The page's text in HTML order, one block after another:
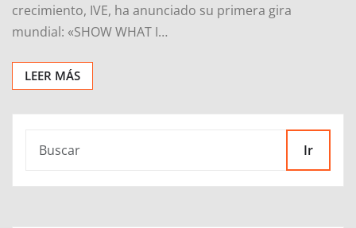
crecimiento, IVE, ha anunciado su primera gira
mundial: «SHOW WHAT I…
LEER MÁS
Ir